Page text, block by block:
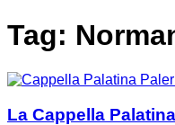
Tag:
La Cappella